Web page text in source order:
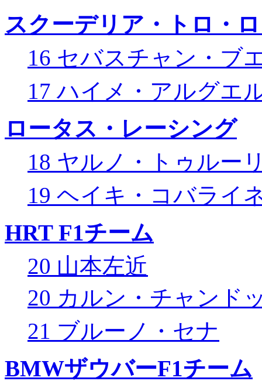
スクーデリア・トロ・
16 セバスチャン・ブ
17 ハイメ・アルグエ
ロータス・レーシング
18 ヤルノ・トゥルー
19 ヘイキ・コバライ
HRT F1チーム
20 山本左近
20 カルン・チャンド
21 ブルーノ・セナ
BMWザウバーF1チーム